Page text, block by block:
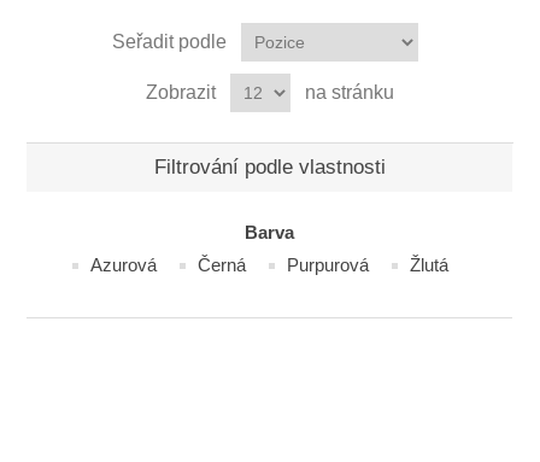
Seřadit podle
Zobrazit na stránku
Filtrování podle vlastnosti
Barva
Azurová
Černá Purpurová Žlutá